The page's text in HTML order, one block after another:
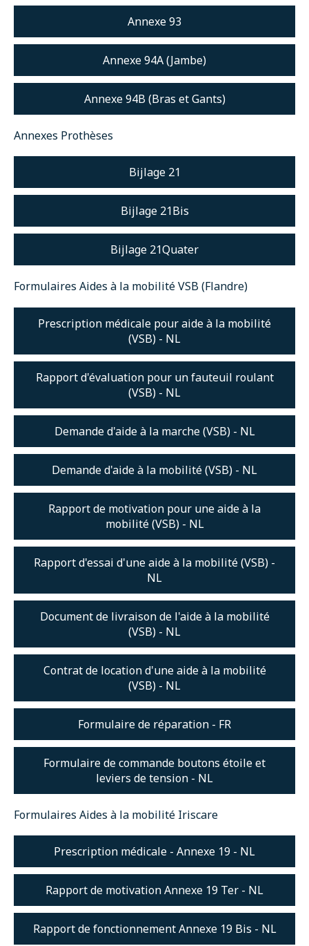
Prenez rendez-vous
Carrière
Professionnels de santé
OrthoShop
Entretien & réparations
FAQ
Annexe 93
Annexe 94A (Jambe)
Annexe 94B (Bras et Gants)
Annexes Prothèses
Bijlage 21
Bijlage 21Bis
Bijlage 21Quater
Formulaires Aides à la mobilité VSB (Flandre)
Prescription médicale pour aide à la mobilité
(VSB) - NL
Rapport d'évaluation pour un fauteuil roulant
(VSB) - NL
Demande d'aide à la marche (VSB) - NL
Demande d'aide à la mobilité (VSB) - NL
Rapport de motivation pour une aide à la
mobilité (VSB) - NL
Rapport d'essai d'une aide à la mobilité (VSB) -
NL
Document de livraison de l'aide à la mobilité
(VSB) - NL
Contrat de location d'une aide à la mobilité
(VSB) - NL
Formulaire de réparation - FR
Formulaire de commande boutons étoile et
leviers de tension - NL
Formulaires Aides à la mobilité Iriscare
Prescription médicale - Annexe 19 - NL
Rapport de motivation Annexe 19 Ter - NL
Rapport de fonctionnement Annexe 19 Bis - NL